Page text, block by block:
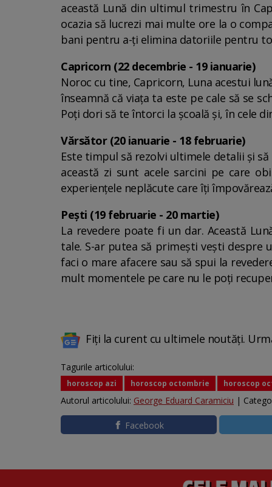
această Lună din ultimul trimestru în
ocazia să lucrezi mai multe ore la o
bani pentru a-ți elimina datoriile pentru
Capricorn (22 decembrie - 19 ianuarie)
Noroc cu tine, Capricorn, Luna acestui
înseamnă că viața ta este pe cale să se
Poți dori să te întorci la școală și, în cele
Vărsător (20 ianuarie - 18 februarie)
Este timpul să rezolvi ultimele detalii și
această zi sunt acele sarcini pe care
experiențele neplăcute care îți
Pești (19 februarie - 20 martie)
La revedere poate fi un dar. Această
tale. S-ar putea să primești vești
faci o mare afacere sau să spui la
mult momentele pe care nu le poți
Fiți la curent cu ultimele noutăți.
Tagurile articolului:
horoscop azi horoscop octombrie horoscop
Autorul articolului: George Eduard Caramiciu |
Facebook